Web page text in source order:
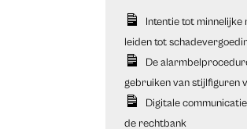
Intentie tot minnelijke
leiden tot
De
gebruiken van stijlfiguren
Digitale
de rechtbank